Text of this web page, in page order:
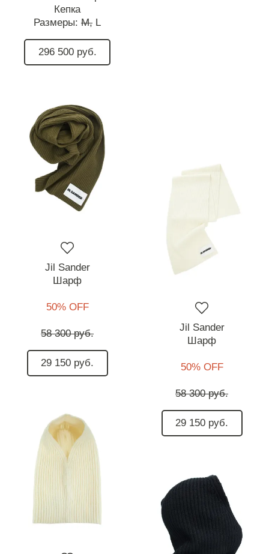
Кепка
Размеры: M, L
296 500 руб.
Jil Sander
Шарф
50% OFF
58 300 руб.
29 150 руб.
Jil Sander
Шарф
50% OFF
58 300 руб.
29 150 руб.